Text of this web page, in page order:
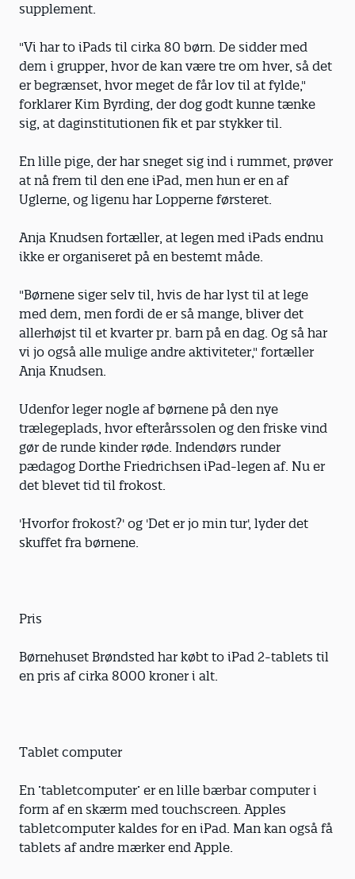
supplement.
"Vi har to iPads til cirka 80 børn. De sidder med
dem i grupper, hvor de kan være tre om hver, så det
er begrænset, hvor meget de får lov til at fylde,"
forklarer Kim Byrding, der dog godt kunne tænke
sig, at daginstitutionen fik et par stykker til.
En lille pige, der har sneget sig ind i rummet, prøver
at nå frem til den ene iPad, men hun er en af
Uglerne, og ligenu har Lopperne førsteret.
Anja Knudsen fortæller, at legen med iPads endnu
ikke er organiseret på en bestemt måde.
"Børnene siger selv til, hvis de har lyst til at lege
med dem, men fordi de er så mange, bliver det
allerhøjst til et kvarter pr. barn på en dag. Og så har
vi jo også alle mulige andre aktiviteter," fortæller
Anja Knudsen.
Udenfor leger nogle af børnene på den nye
trælegeplads, hvor efterårssolen og den friske vind
gør de runde kinder røde. Indendørs runder
pædagog Dorthe Friedrichsen iPad-legen af. Nu er
det blevet tid til frokost.
'Hvorfor frokost?' og 'Det er jo min tur', lyder det
skuffet fra børnene.
Pris
Børnehuset Brøndsted har købt to iPad 2-tablets til
en pris af cirka 8000 kroner i alt.
Tablet computer
En ’tabletcomputer’ er en lille bærbar computer i
form af en skærm med touchscreen. Apples
tabletcomputer kaldes for en iPad. Man kan også få
tablets af andre mærker end Apple.